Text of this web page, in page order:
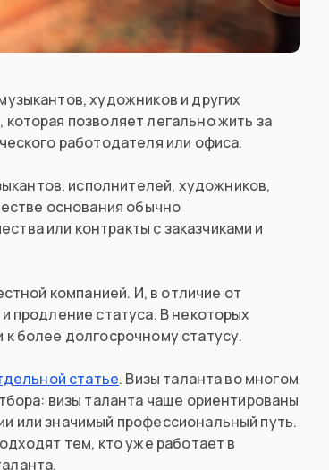
художников и других
позволяет легально жить за
работодателя или офиса.
исполнителей, художников,
основания обычно
или контракты с заказчиками и
компанией. И, в отличие от
продление статуса. В некоторых
более долгосрочному статусу.
статье. Визы таланта во многом
визы таланта чаще ориентированы
или значимый профессиональный путь.
тем, кто уже работает в